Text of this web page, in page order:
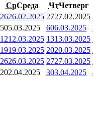
СрСреда ЧтЧетверг
2626.02.2025 2727.02.2025
505.03.2025 606.03.2025
1212.03.2025 1313.03.2025
1919.03.2025 2020.03.2025
2626.03.2025 2727.03.2025
202.04.2025 303.04.2025